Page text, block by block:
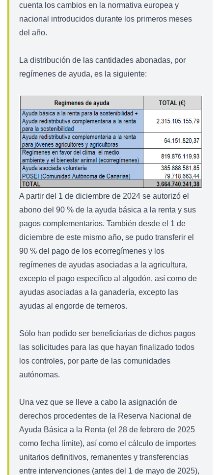
cuenta los cambios en la normativa europea y
nacional introducidos durante los primeros meses
del año.
La distribución de las cantidades abonadas, por
regímenes de ayuda, es la siguiente:
A partir del 1 de diciembre de 2024 se autorizó el
abono del 90 % de la ayuda básica a la renta y sus
pagos complementarios. También desde el 1 de
diciembre de este mismo año, se pudo transferir el
90 % del pago de los ecorregímenes y los
regímenes de ayudas asociadas a la agricultura,
excepto el pago específico al algodón, así como de
ayudas asociadas a la ganadería, excepto las
ayudas al engorde de terneros.
Sólo han podido ser beneficiarias de dichos pagos
las solicitudes para las que hayan finalizado todos
los controles, por parte de las comunidades
autónomas.
Una vez que se lleve a cabo la asignación de
derechos procedentes de la Reserva Nacional de
Ayuda Básica a la Renta (el 28 de febrero de 2025
como fecha límite), así como el cálculo de importes
unitarios definitivos, remanentes y transferencias
entre intervenciones (antes del 1 de mayo de 2025),